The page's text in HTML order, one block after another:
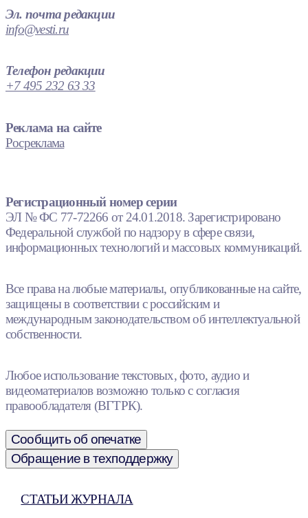
Эл. почта редакции
info@vesti.ru
Телефон редакции
+7 495 232 63 33
Реклама на сайте
Росреклама
Регистрационный номер серии
ЭЛ № ФС 77-72266 от 24.01.2018. Зарегистрировано
Федеральной службой по надзору в сфере связи,
информационных технологий и массовых коммуникаций.
Все права на любые материалы, опубликованные на сайте,
защищены в соответствии с российским и
международным законодательством об интеллектуальной
собственности.
Любое использование текстовых, фото, аудио и
видеоматериалов возможно только с согласия
правообладателя (ВГТРК).
Сообщить об опечатке
Обращение в техподдержку
СТАТЬИ ЖУРНАЛА